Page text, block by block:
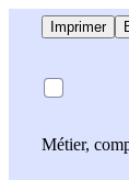
Imprimer
Métier,